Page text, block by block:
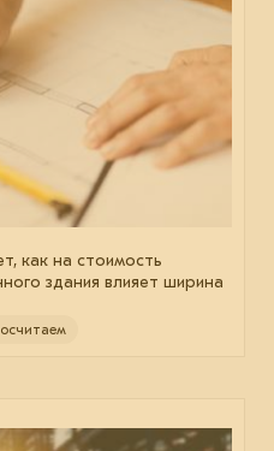
как на стоимость
здания влияет ширина